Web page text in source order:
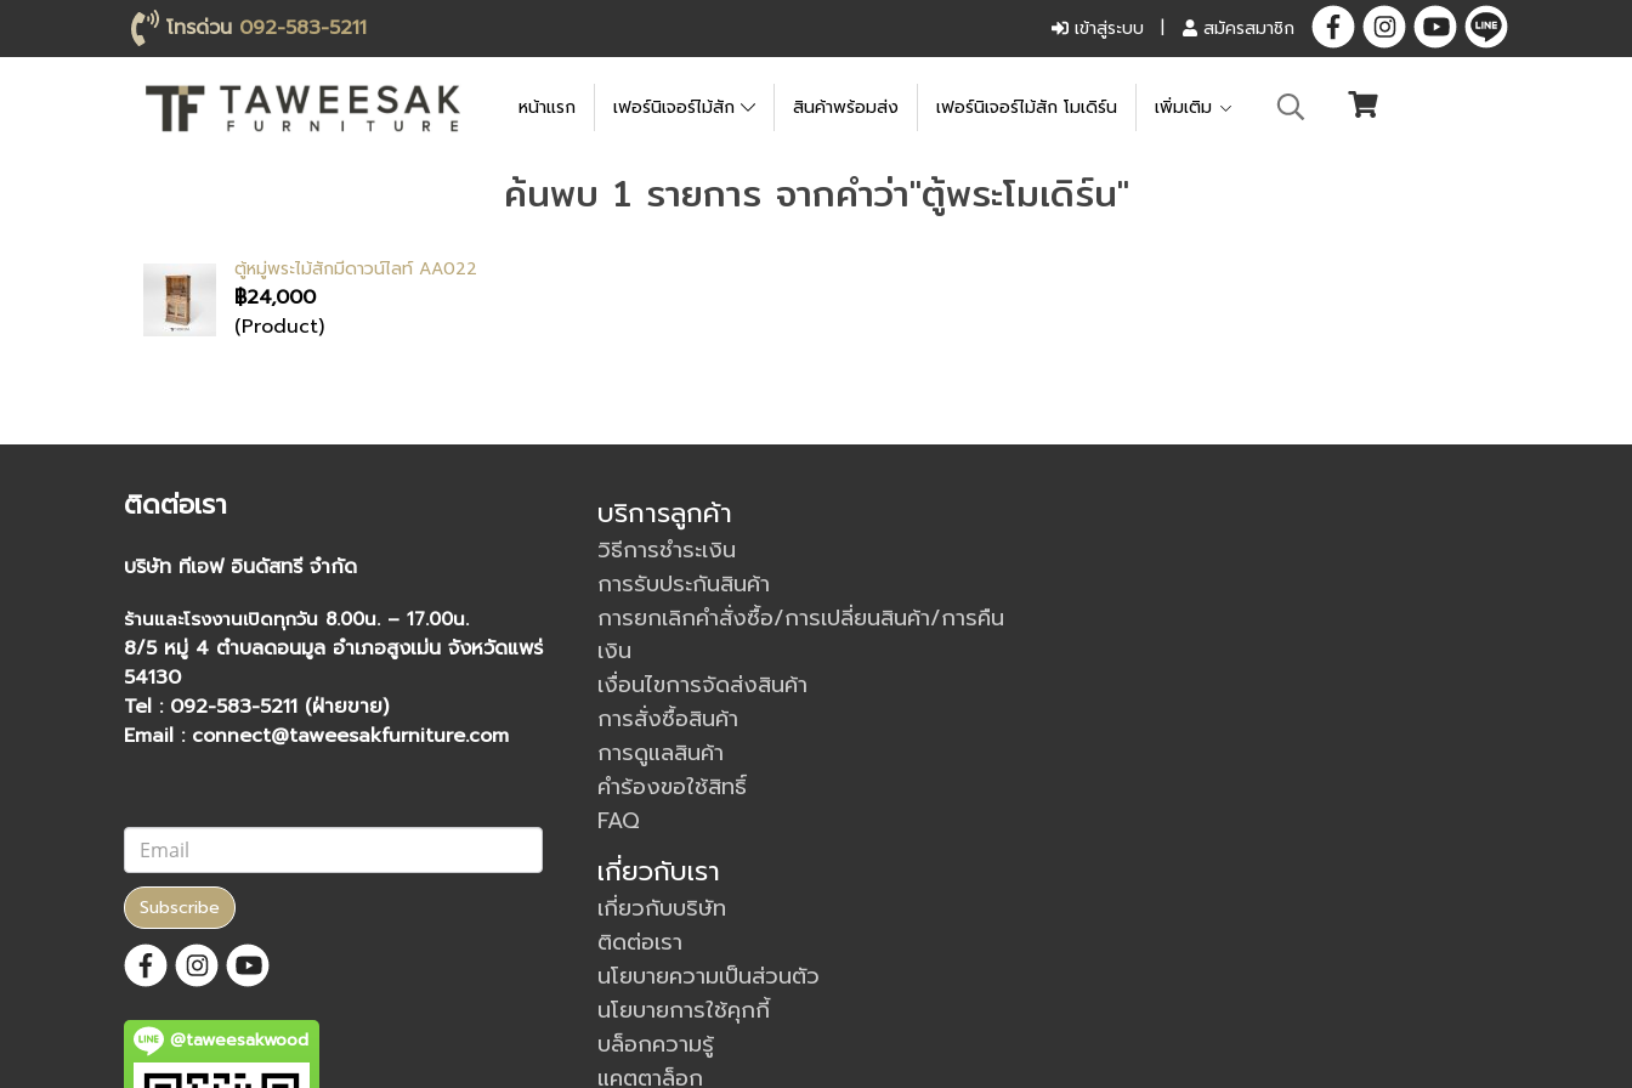
โทรด่วน 092-583-5211 เข้าสู่ระบบ สมัครสมาชิก
หน้าแรก เฟอร์นิเจอร์ไม้สัก สินค้าพร้อมส่ง เฟอร์นิเจอร์ไม้สัก โมเดิร์น เพิ่มเติม
ค้นพบ 1 รายการ จากคำว่า"ตู้พระโมเดิร์น"
ตู้หมู่พระไม้สักมีดาวน์ไลท์ AA022
฿24,000
(Product)
ติดต่อเรา
บริษัท ทีเอฟ อินดัสทรี จำกัด
ร้านและโรงงานเปิดทุกวัน 8.00น. – 17.00น.
8/5 หมู่ 4 ตำบลดอนมูล อำเภอสูงเม่น จังหวัดแพร่
54130
Tel : 092-583-5211 (ฝ่ายขาย)
Email : connect@taweesakfurniture.com
Subscribe
@taweesakwood
บริการลูกค้า
วิธีการชำระเงิน
การรับประกันสินค้า
การยกเลิกคำสั่งซื้อ/การเปลี่ยนสินค้า/การคืน
เงิน
เงื่อนไขการจัดส่งสินค้า
การสั่งซื้อสินค้า
การดูแลสินค้า
คำร้องขอใช้สิทธิ์
FAQ
เกี่ยวกับเรา
เกี่ยวกับบริษัท
ติดต่อเรา
นโยบายความเป็นส่วนตัว
นโยบายการใช้คุกกี้
บล็อกความรู้
แคตตาล็อก